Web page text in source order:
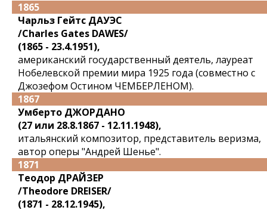
1865
Чарльз Гейтс ДАУЭС
/Charles Gates DAWES/
(1865 - 23.4.1951),
американский государственный деятель, лауреат
Нобелевской премии мира 1925 года (совместно с
Джозефом Остином ЧЕМБЕРЛЕНОМ).
1867
Умберто ДЖОРДАНО
(27 или 28.8.1867 - 12.11.1948),
итальянский композитор, представитель веризма,
автор оперы "Андрей Шенье".
1871
Теодор ДРАЙЗЕР
/Theodore DREISER/
(1871 - 28.12.1945),